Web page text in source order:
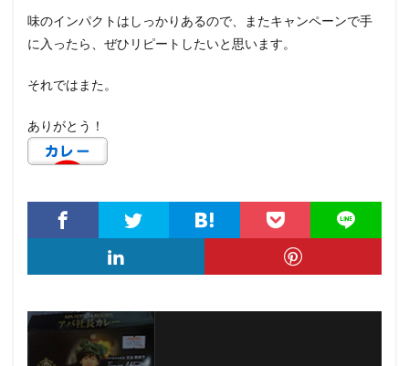
味のインパクトはしっかりあるので、またキャンペーンで手
に入ったら、ぜひリピートしたいと思います。
それではまた。
ありがとう！